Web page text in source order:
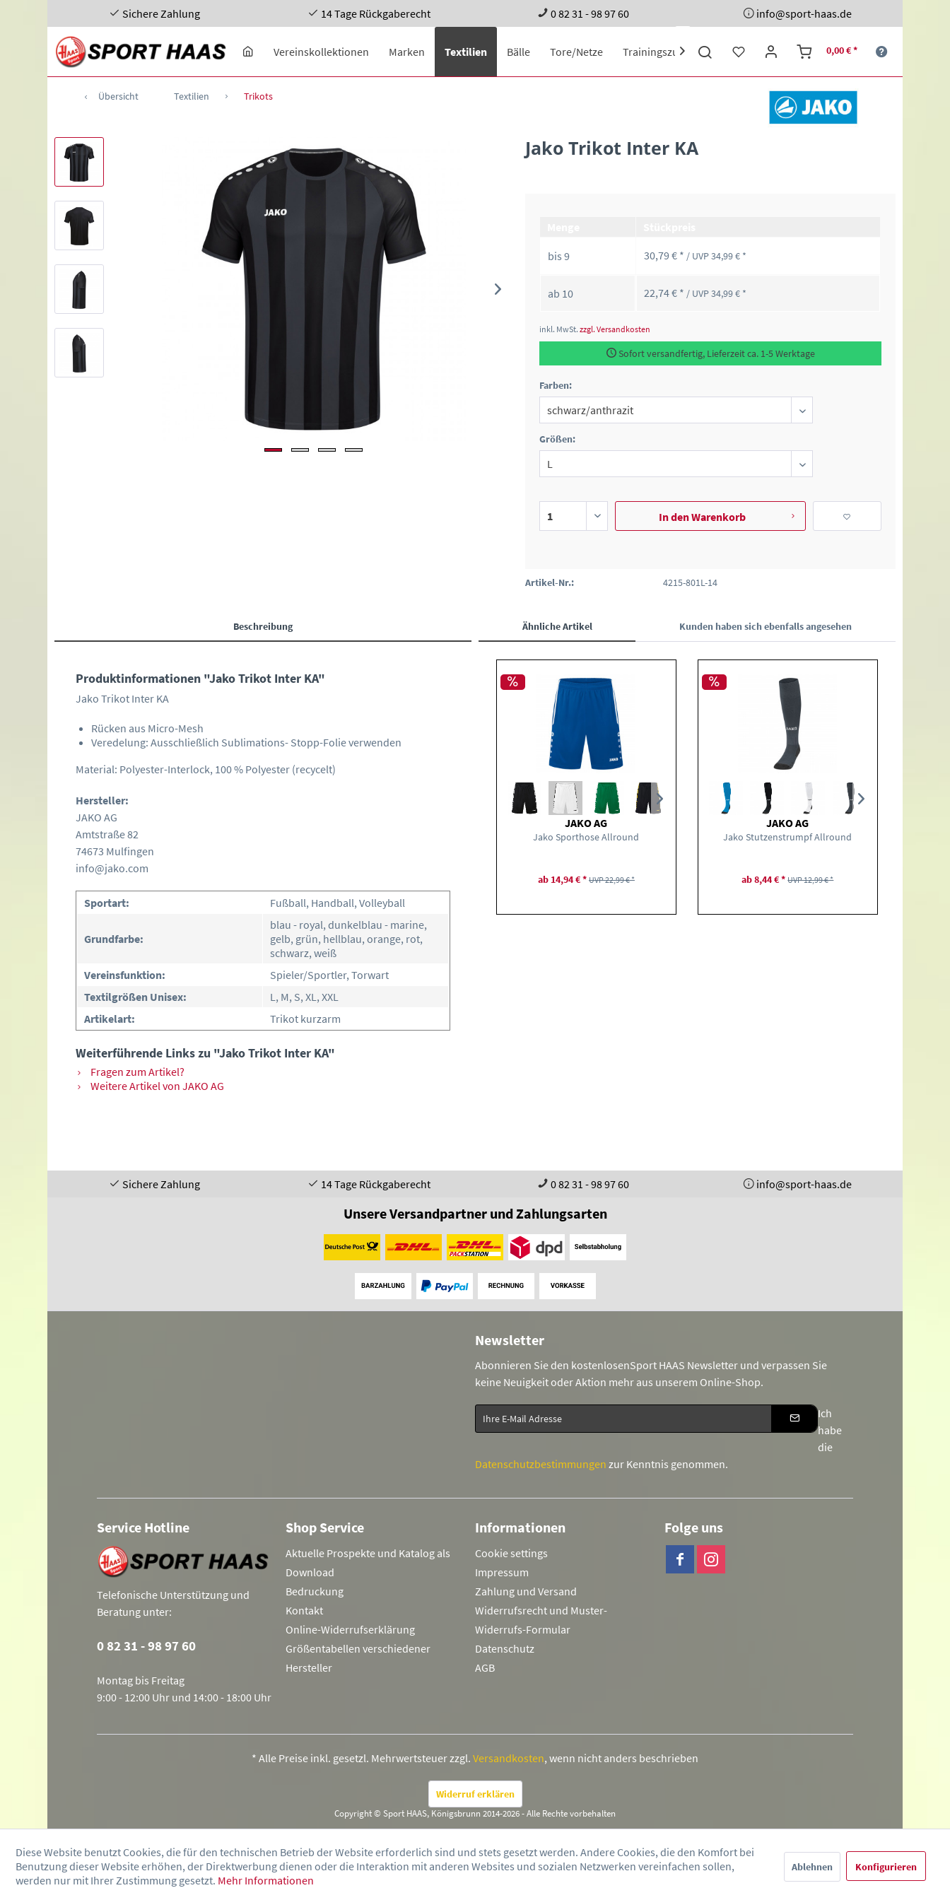
Sichere Zahlung 14 Tage Rückgaberecht 0 82 31 - 98 97 60 info@sport-haas.de
Vereinskollektionen Marken Textilien Bälle Tore/Netze Trainingszubehör Ehrenpreise Sporttaschen
 0,00 € *
Übersicht Textilien Trikots
Jako Trikot Inter KA
bis9 30,79 € * / UVP 34,99 € *
ab 10 22,74 € * / UVP 34,99 € *
inkl. MwSt.zzgl. Versandkosten
Sofort versandfertig, Lieferzeit ca. 1-5 Werktage
Farben:
Größen:
In denWarenkorb
Artikel-Nr.: 4215-801L-14
Beschreibung
Produktinformationen "Jako Trikot Inter KA"
Jako Trikot Inter KA
Rücken aus Micro-Mesh
Veredelung: Ausschließlich Sublimations- Stopp-Folie verwenden
Material: Polyester-Interlock, 100 % Polyester (recycelt)
Hersteller:
JAKO AG
Amtstraße 82
74673 Mulfingen
info@jako.com
Sportart: Fußball, Handball, Volleyball
Grundfarbe:
blau - royal, dunkelblau - marine,
gelb, grün, hellblau, orange, rot,
schwarz, weiß
Vereinsfunktion:
Spieler/Sportler, Torwart
Textilgrößen Unisex:
L, M, S, XL, XXL
Artikelart:
Trikot kurzarm
Weiterführende Links zu "Jako Trikot Inter KA"
Fragen zum Artikel?
Weitere Artikel von JAKO AG
Ähnliche Artikel Kunden haben sich ebenfalls angesehen
JAKO AG
Jako Sporthose Allround
ab 14,94 € * UVP 22,99 € *
JAKO AG
Jako Stutzenstrumpf Allround
ab 8,44 € * UVP 12,99 € *
Sichere Zahlung 14 Tage Rückgaberecht 0 82 31 - 98 97 60 info@sport-haas.de
Unsere Versandpartner und Zahlungsarten
Newsletter
Abonnieren Sie den kostenlosenSport HAAS Newsletter und verpassen Sie
keine Neuigkeit oder Aktion mehr aus unserem Online-Shop.
Ich
habe
die
Datenschutzbestimmungen zur Kenntnis genommen.
Service Hotline
Telefonische Unterstützung und
Beratung unter:
0 82 31 - 98 97 60
Montag bis Freitag
9:00 - 12:00 Uhr und 14:00 - 18:00 Uhr
Shop Service
Aktuelle Prospekte und Katalog als
Download
Bedruckung
Kontakt
Online-Widerrufserklärung
Größentabellen verschiedener
Hersteller
Informationen
Cookie settings
Impressum
Zahlung und Versand
Widerrufsrecht und Muster-
Widerrufs-Formular
Datenschutz
AGB
Folge uns
* Alle Preise inkl. gesetzl. Mehrwertsteuer zzgl. Versandkosten, wenn nicht anders beschrieben
Widerruf erklären
Copyright © Sport HAAS, Königsbrunn 2014-2026 - Alle Rechte vorbehalten
Diese Website benutzt Cookies, die für den technischen Betrieb der Website erforderlich sind und stets gesetzt werden. Andere Cookies, die den Komfort bei
Benutzung dieser Website erhöhen, der Direktwerbung dienen oder die Interaktion mit anderen Websites und sozialen Netzwerken vereinfachen sollen,
werden nur mit Ihrer Zustimmung gesetzt. Mehr Informationen
Ablehnen Konfigurieren